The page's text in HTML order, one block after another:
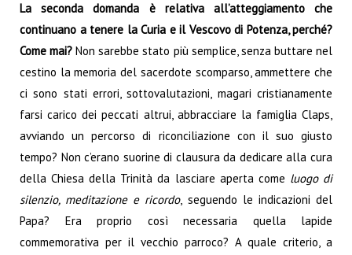
La seconda domanda è relativa all’atteggiamento che
continuano a tenere la Curia e il Vescovo di Potenza, perché?
Come mai? Non sarebbe stato più semplice, senza buttare nel
cestino la memoria del sacerdote scomparso, ammettere che
ci sono stati errori, sottovalutazioni, magari cristianamente
farsi carico dei peccati altrui, abbracciare la famiglia Claps,
avviando un percorso di riconciliazione con il suo giusto
tempo? Non c’erano suorine di clausura da dedicare alla cura
della Chiesa della Trinità da lasciare aperta come luogo di
silenzio, meditazione e ricordo, seguendo le indicazioni del
Papa? Era proprio così necessaria quella lapide
commemorativa per il vecchio parroco? A quale criterio, a